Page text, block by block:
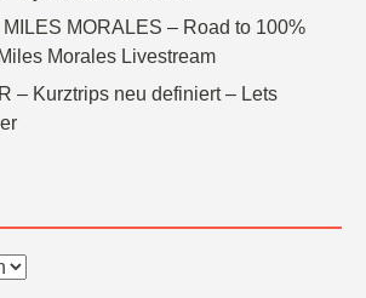
MORALES – Road to 100%
Morales Livestream
– Kurztrips neu definiert – Lets